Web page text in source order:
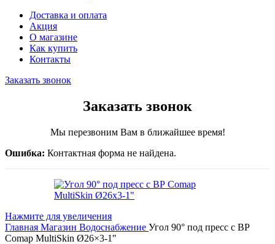
Доставка и оплата
Акция
О магазине
Как купить
Контакты
Заказать звонок
Заказать звонок
Мы перезвоним Вам в ближайшее время!
Ошибка: Контактная форма не найдена.
Нажмите для увеличения
Главная Магазин Водоснабжение Угол 90° под пресс c ВР
Comap MultiSkin Ø26×3-1″